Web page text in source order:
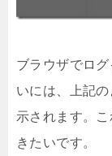
ブラウザでロ
いには、上記
示されます。
きたいです。